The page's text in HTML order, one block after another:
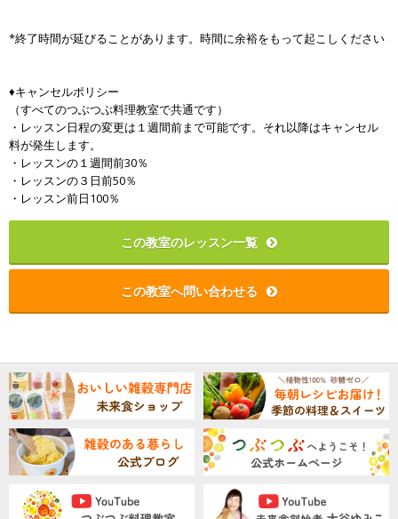
*終了時間が延びることがあります。時間に余裕をもって起こしください
♦キャンセルポリシー
（すべてのつぶつぶ料理教室で共通です）
・レッスン日程の変更は１週間前まで可能です。それ以降はキャンセル
料が発生します。
・レッスンの１週間前30％
・レッスンの３日前50％
・レッスン前日100％
この教室のレッスン一覧
この教室へ問い合わせる